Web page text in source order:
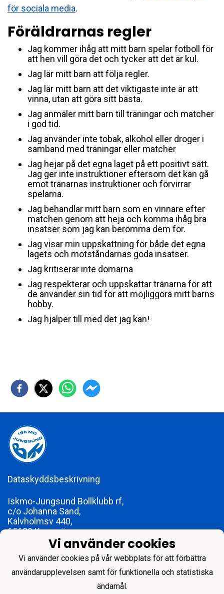
för sociala media.
Föräldrarnas regler
Jag kommer ihåg att mitt barn spelar fotboll för
att hen vill göra det och tycker att det är kul.
Jag lär mitt barn att följa regler.
Jag lär mitt barn att det viktigaste inte är att
vinna, utan att göra sitt bästa.
Jag anmäler mitt barn till träningar och matcher
i god tid.
Jag använder inte tobak, alkohol eller droger i
samband med träningar eller matcher
Jag hejar på det egna laget på ett positivt sätt.
Jag ger inte instruktioner eftersom det kan gå
emot tränarnas instruktioner och förvirrar
spelarna.
Jag behandlar mitt barn som en vinnare efter
matchen genom att heja och komma ihåg bra
insatser som jag kan berömma dem för.
Jag visar min uppskattning för både det egna
lagets och motståndarnas goda insatser.
Jag kritiserar inte domarna
Jag respekterar och uppskattar tränarna för att
de använder sin tid för att möjliggöra mitt barns
hobby.
Jag hjälper till med det jag kan!
Dataskyddsbeskrivning
Iskmo-Jungsund Bollklubb rf,
c/o Johanna Sand,
Kalvholmsv 440,
65630 Karperö
foreningen@ijbk.fi
FO-nummer 1773979-2
Vi använder cookies
Vi använder cookies på vår webbplats för att förbättra
användarupplevelsen samt för funktionella och statistiska
ändamål.